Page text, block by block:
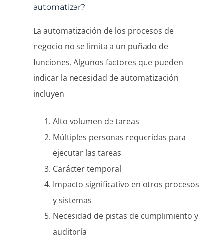
automatizar?
La automatización de los procesos de
negocio no se limita a un puñado de
funciones. Algunos factores que pueden
indicar la necesidad de automatización
incluyen
Alto volumen de tareas
Múltiples personas requeridas para
ejecutar las tareas
Carácter temporal
Impacto significativo en otros procesos
y sistemas
Necesidad de pistas de cumplimiento y
auditoría